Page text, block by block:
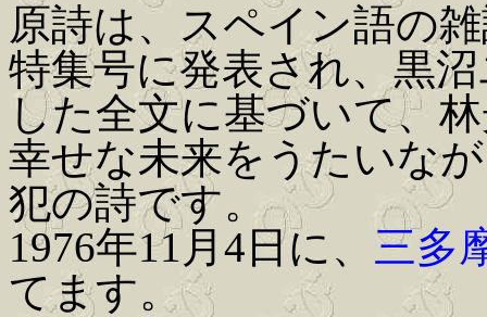
原詩は、スペイン語の
特集号に発表され、黒
した全文に基づいて、
幸せな未来をうたいな
犯の詩です。
1976年11月4日に、 三多
てます。